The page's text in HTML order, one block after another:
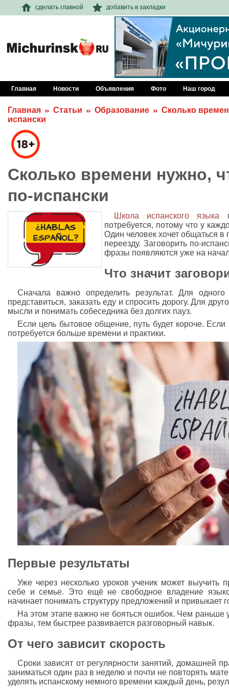
сделать главной добавить в закладки
Главная Новости Объявления Фото Наш город
Главная Статьи Образование
Сколько
испански
Сколько времени нужно,
по-испански
Школа испанского языка
потребуется, потому что у
Один человек хочет общаться в
переезду. Заговорить по-
фразы появляются уже на
Что значит
Сначала важно определить результат. Для
представиться, заказать еду и спросить дорогу. Для
мысли и понимать собеседника без долгих пауз.
Если цель бытовое общение, путь будет короче.
потребуется больше времени и практики.
Первые результаты
Уже через несколько уроков ученик может выучить
себе и семье. Это ещё не свободное владение
начинает понимать структуру предложений и привыкает
На этом этапе важно не бояться ошибок. Чем раньше
фразы, тем быстрее развивается разговорный навык.
От чего зависит скорость
Сроки зависят от регулярности занятий, домашней
заниматься один раз в неделю и почти не повторять
уделять испанскому немного времени каждый день,